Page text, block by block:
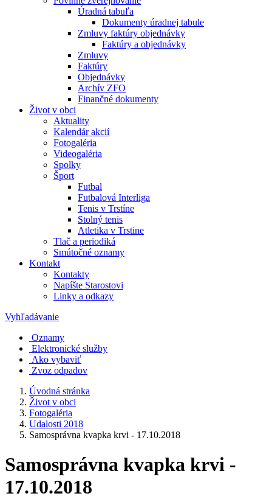
Úradná tabuľa
Dokumenty úradnej tabule
Zmluvy faktúry objednávky
Faktúry a objednávky
Zmluvy
Faktúry
Objednávky
Archív ZFO
Finančné dokumenty
Život v obci
Aktuality
Kalendár akcií
Fotogaléria
Videogaléria
Spolky
Šport
Futbal
Futbalová Interliga
Tenis v Trstíne
Stolný tenis
Atletika v Trstine
Tlač a periodiká
Smútočné oznamy
Kontakt
Kontakty
Napíšte Starostovi
Linky a odkazy
Vyhľadávanie
Oznamy
Elektronické služby
Ako vybaviť
Zvoz odpadov
Úvodná stránka
Život v obci
Fotogaléria
Udalosti 2018
Samosprávna kvapka krvi - 17.10.2018
Samosprávna kvapka krvi -
17.10.2018